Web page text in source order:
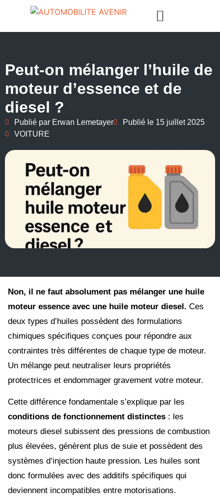
Peut-on mélanger l’huile de
moteur d’essence et de
diesel ?
Publié par Erwan Lemetayer Publié le 15 juillet 2025
VOITURE
Non, il ne faut absolument pas mélanger une huile
moteur essence avec une huile moteur diesel. Ces
deux types d’huiles possèdent des formulations
chimiques spécifiques conçues pour répondre aux
contraintes très différentes de chaque type de moteur.
Un mélange peut neutraliser leurs propriétés
protectrices et endommager gravement votre moteur.
Cette différence fondamentale s’explique par les
conditions de fonctionnement distinctes : les
moteurs diesel subissent des pressions de combustion
plus élevées, génèrent plus de suie et possèdent des
systèmes d’injection haute pression. Les huiles sont
donc formulées avec des additifs spécifiques qui
deviennent incompatibles entre motorisations.